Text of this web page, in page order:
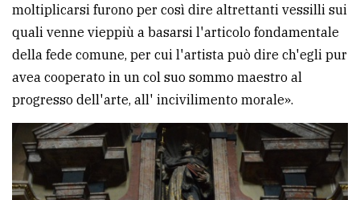
moltiplicarsi furono per così dire altrettanti vessilli sui
quali venne vieppiù a basarsi l'articolo fondamentale
della fede comune, per cui l'artista può dire ch'egli pur
avea cooperato in un col suo sommo maestro al
progresso dell'arte, all' incivilimento morale».